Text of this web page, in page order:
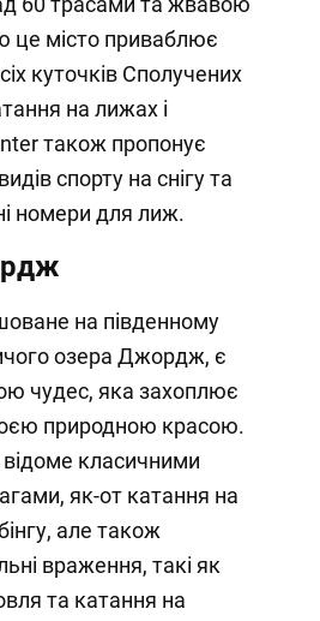
місто приваблює
куточків Сполучених
на лижах і
також пропонує
спорту на снігу та
номери для лиж.
на південному
озера Джордж, є
чудес, яка захоплює
природною красою.
класичними
як-от катання на
але також
враження, такі як
та катання на